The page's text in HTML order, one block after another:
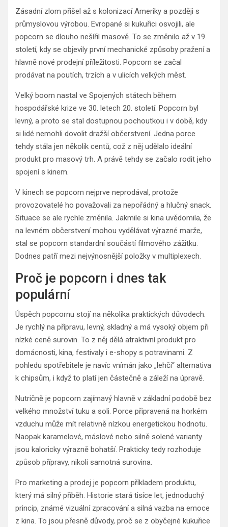
Zásadní zlom přišel až s kolonizací Ameriky a později s
průmyslovou výrobou. Evropané si kukuřici osvojili, ale
popcorn se dlouho nešířil masově. To se změnilo až v 19.
století, kdy se objevily první mechanické způsoby pražení a
hlavně nové prodejní příležitosti. Popcorn se začal
prodávat na poutích, trzích a v ulicích velkých měst.
Velký boom nastal ve Spojených státech během
hospodářské krize ve 30. letech 20. století. Popcorn byl
levný, a proto se stal dostupnou pochoutkou i v době, kdy
si lidé nemohli dovolit dražší občerstvení. Jedna porce
tehdy stála jen několik centů, což z něj udělalo ideální
produkt pro masový trh. A právě tehdy se začalo rodit jeho
spojení s kinem.
V kinech se popcorn nejprve neprodával, protože
provozovatelé ho považovali za nepořádný a hlučný snack.
Situace se ale rychle změnila. Jakmile si kina uvědomila, že
na levném občerstvení mohou vydělávat výrazné marže,
stal se popcorn standardní součástí filmového zážitku.
Dodnes patří mezi nejvýnosnější položky v multiplexech.
Proč je popcorn i dnes tak
populární
Úspěch popcornu stojí na několika praktických důvodech.
Je rychlý na přípravu, levný, skladný a má vysoký objem při
nízké ceně surovin. To z něj dělá atraktivní produkt pro
domácnosti, kina, festivaly i e-shopy s potravinami. Z
pohledu spotřebitele je navíc vnímán jako „lehčí“ alternativa
k chipsům, i když to platí jen částečně a záleží na úpravě.
Nutričně je popcorn zajímavý hlavně v základní podobě bez
velkého množství tuku a soli. Porce připravená na horkém
vzduchu může mít relativně nízkou energetickou hodnotu.
Naopak karamelové, máslové nebo silně solené varianty
jsou kaloricky výrazně bohatší. Prakticky tedy rozhoduje
způsob přípravy, nikoli samotná surovina.
Pro marketing a prodej je popcorn příkladem produktu,
který má silný příběh. Historie stará tisíce let, jednoduchý
princip, známé vizuální zpracování a silná vazba na emoce
z kina. To jsou přesně důvody, proč se z obyčejné kukuřice